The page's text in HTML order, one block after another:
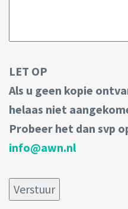
LET OP
Als u geen kopie
helaas niet
Probeer het dan svp
info@awn.nl